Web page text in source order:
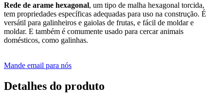
Rede de arame hexagonal, um tipo de malha hexagonal torcida,
tem propriedades específicas adequadas para uso na construção. É
versátil para galinheiros e gaiolas de frutas, e fácil de moldar e
moldar. E também é comumente usado para cercar animais
domésticos, como galinhas.
Mande email para nós
Detalhes do produto